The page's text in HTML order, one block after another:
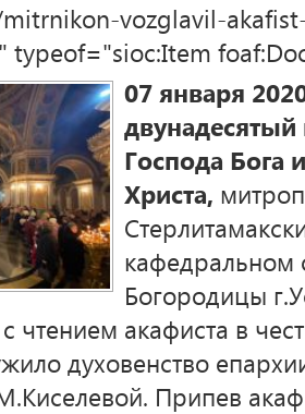
vozglavil-
typeof="sioc:Item
07 января
Господа Бога
Христа,
кафедральном
Богородицы
с чтением акафиста в
духовенство
Припев